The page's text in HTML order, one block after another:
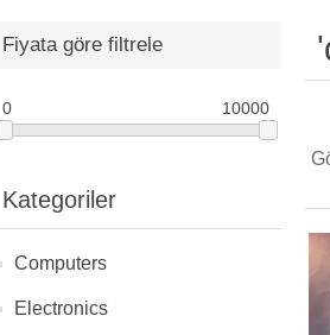
Fiyata göre filtrele
0 10000
Kategoriler
Computers
Electronics